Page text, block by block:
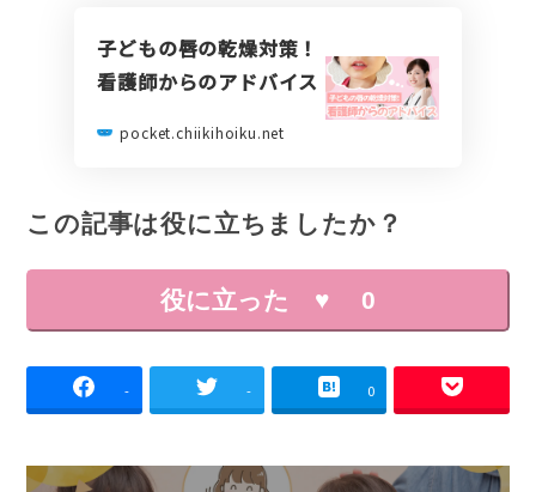
子どもの唇の乾燥対策！
看護師からのアドバイス
pocket.chiikihoiku.net
この記事は役に立ちましたか？
役に立った ♥ 0
- - 0